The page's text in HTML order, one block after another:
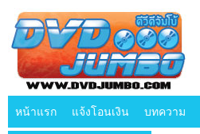
หน้าแรก แจ้งโอนเงิน บทความ